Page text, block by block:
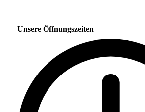
Unsere Öffnungszeiten